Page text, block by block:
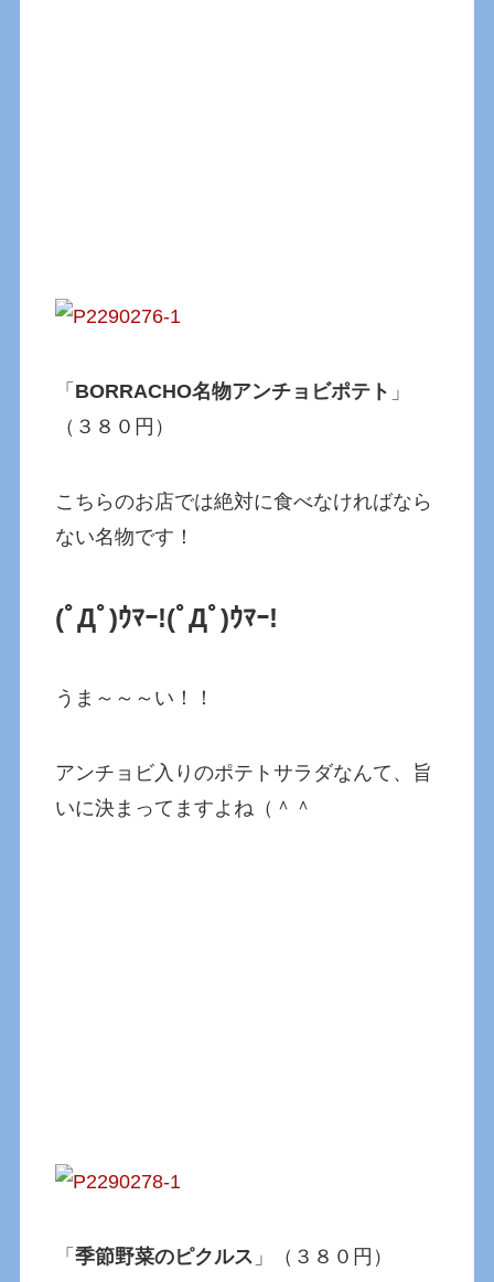
「 BORRACHO名物アンチョビポテト 」
（３８０円）
こちらのお店では絶対に食べなければなら
ない名物です！
(ﾟДﾟ)ｳﾏｰ!(ﾟДﾟ)ｳﾏｰ!
うま～～～い！！
アンチョビ入りのポテトサラダなんて、旨
いに決まってますよね（＾＾
「季節野菜のピクルス 」（３８０円）